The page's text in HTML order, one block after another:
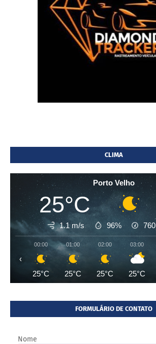
CLIMA
Porto Velho
25°C
1.1 m/s 96% 760
00:00
25°C
01:00
25°C
02:00
25°C
03:00
25°C
‹
FORMULÁRIO DE CONTATO
Nome